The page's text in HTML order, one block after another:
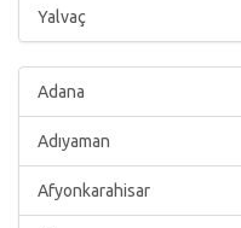
Yalvaç
Adana
Adıyaman
Afyonkarahisar